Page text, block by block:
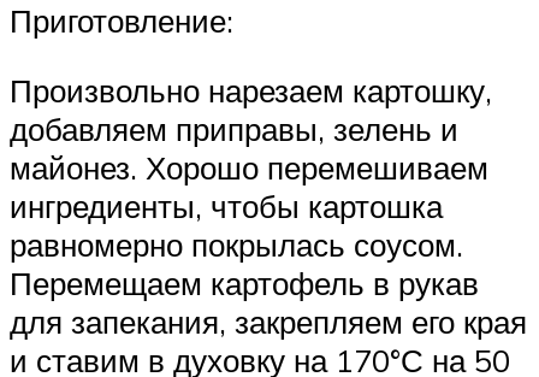
Приготовление:
Произвольно нарезаем картошку,
добавляем приправы, зелень и
майонез. Хорошо перемешиваем
ингредиенты, чтобы картошка
равномерно покрылась соусом.
Перемещаем картофель в рукав
для запекания, закрепляем его края
и ставим в духовку на 170°С на 50